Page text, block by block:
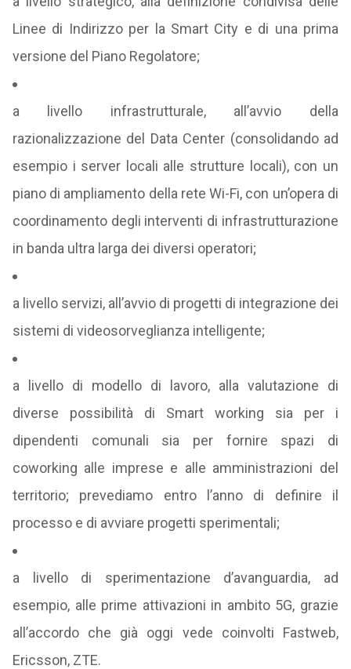
Linee di Indirizzo per la Smart City e di una prima
versione del Piano Regolatore;
a livello infrastrutturale, all’avvio della
razionalizzazione del Data Center (consolidando ad
esempio i server locali alle strutture locali), con un
piano di ampliamento della rete Wi-Fi, con un’opera di
coordinamento degli interventi di infrastrutturazione
in banda ultra larga dei diversi operatori;
a livello servizi, all’avvio di progetti di integrazione dei
sistemi di videosorveglianza intelligente;
a livello di modello di lavoro, alla valutazione di
diverse possibilità di Smart working sia per i
dipendenti comunali sia per fornire spazi di
coworking alle imprese e alle amministrazioni del
territorio; prevediamo entro l’anno di definire il
processo e di avviare progetti sperimentali;
a livello di sperimentazione d’avanguardia, ad
esempio, alle prime attivazioni in ambito 5G, grazie
all’accordo che già oggi vede coinvolti Fastweb,
Ericsson, ZTE.